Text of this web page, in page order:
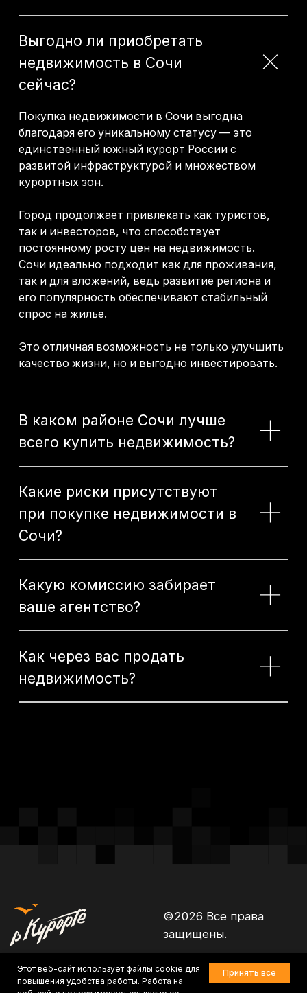
Этот веб-сайт использует файлы cookie для
повышения удобства работы. Работа на
Принять все